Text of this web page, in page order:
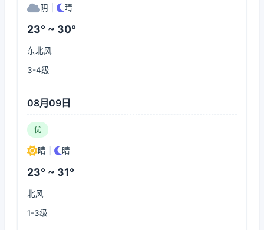
阴 晴
23° ~ 30°
东北风
3-4级
08月09日
优
晴 晴
23° ~ 31°
北风
1-3级